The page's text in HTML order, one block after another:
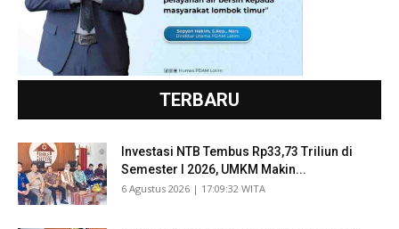
TERBARU
Investasi NTB Tembus Rp33,73 Triliun di
Semester I 2026, UMKM Makin...
​6 Agustus 2026 | 17:09:32 WITA